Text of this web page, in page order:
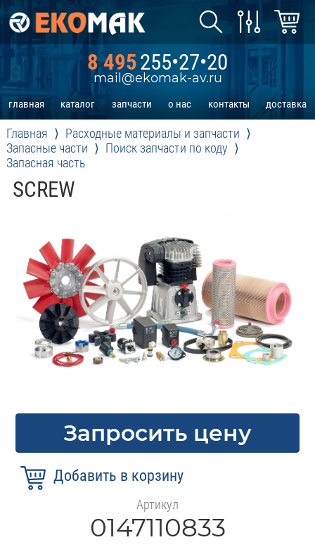
8 495255•27•20
mail@ekomak-av.ru
главная каталог запчасти о нас контакты доставка
Главная
Расходные материалы и запчасти
Запасные части
Поиск запчасти по коду
Запасная часть
SCREW
Запросить цену
Артикул
0147110833